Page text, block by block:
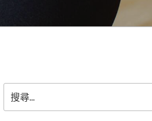
尋
關